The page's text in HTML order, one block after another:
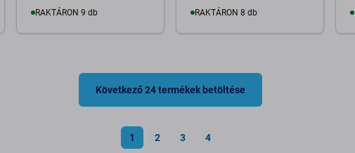
RAKTÁRON 9 db RAKTÁRON 8 db
Következő 24 termékek betöltése
1 2 3 4